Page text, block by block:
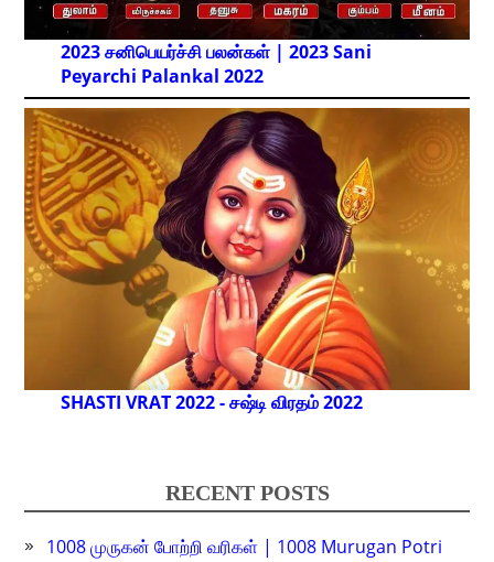
2023 சனிபெயர்ச்சி பலன்கள் | 2023 Sani
Peyarchi Palankal 2022
SHASTI VRAT 2022 - சஷ்டி விரதம் 2022
RECENT POSTS
1008 முருகன் போற்றி வரிகள் | 1008 Murugan Potri